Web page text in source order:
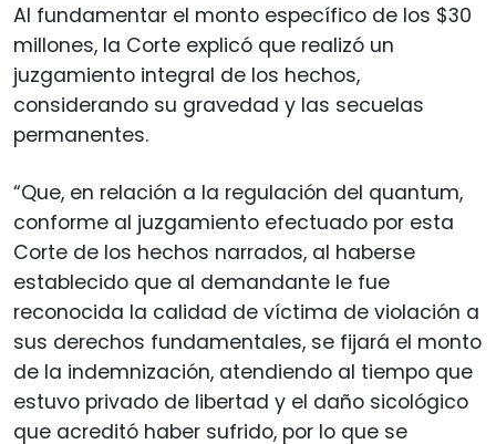
Al fundamentar el monto específico de los $30
millones, la Corte explicó que realizó un
juzgamiento integral de los hechos,
considerando su gravedad y las secuelas
permanentes.
“Que, en relación a la regulación del quantum,
conforme al juzgamiento efectuado por esta
Corte de los hechos narrados, al haberse
establecido que al demandante le fue
reconocida la calidad de víctima de violación a
sus derechos fundamentales, se fijará el monto
de la indemnización, atendiendo al tiempo que
estuvo privado de libertad y el daño sicológico
que acreditó haber sufrido, por lo que se